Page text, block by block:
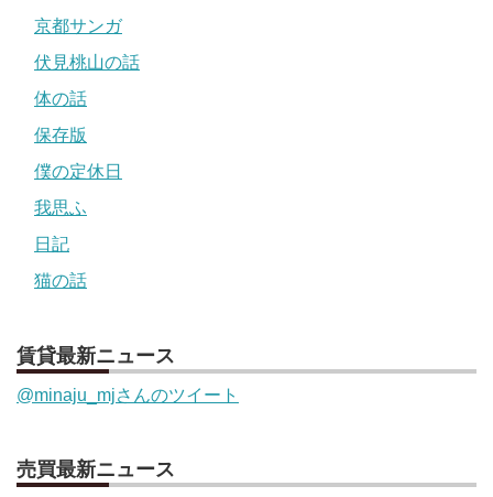
京都サンガ
伏見桃山の話
体の話
保存版
僕の定休日
我思ふ
日記
猫の話
賃貸最新ニュース
@minaju_mjさんのツイート
売買最新ニュース